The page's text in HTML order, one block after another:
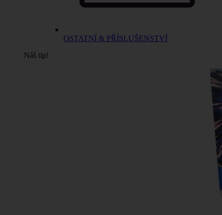
OSTATNÍ & PŘÍSLUŠENSTVÍ
Náš tip!